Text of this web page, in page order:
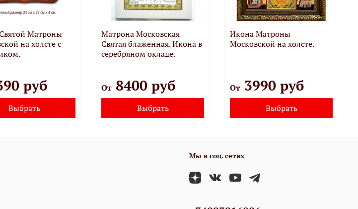
Матроны
на холсте с
руб
Выбрать
Матрона Московская
Святая блаженная. Икона в
серебряном окладе.
От 8400 руб
Выбрать
Икона Матроны
Московской на холсте.
От 3990 руб
Выбрать
Мы в соц. сетях